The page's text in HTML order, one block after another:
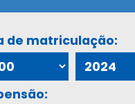
de matriculação: